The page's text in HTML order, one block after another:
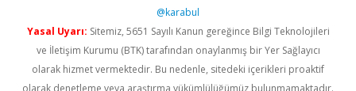
@karabul
Yasal Uyarı: Sitemiz, 5651 Sayılı Kanun gereğince Bilgi Teknolojileri
ve İletişim Kurumu (BTK) tarafından onaylanmış bir Yer Sağlayıcı
olarak hizmet vermektedir. Bu nedenle, sitedeki içerikleri proaktif
olarak denetleme veya araştırma yükümlülüğümüz bulunmamaktadır.